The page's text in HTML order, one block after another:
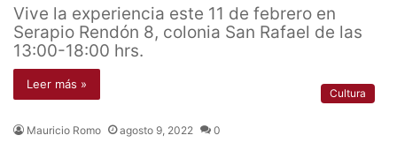
Vive la experiencia este 11 de febrero en
Serapio Rendón 8, colonia San Rafael de las
13:00-18:00 hrs.
Leer más »
Cultura
Mauricio Romo agosto 9, 2022 0